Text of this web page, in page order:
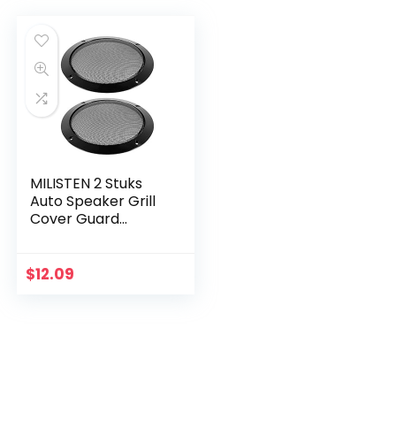
MILISTEN 2 Stuks
Auto Speaker Grill
Cover Guard
Decoratieve Cirkel
$12.09